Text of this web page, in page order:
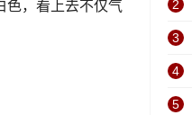
色，看上去不仅气
2
3
4
5